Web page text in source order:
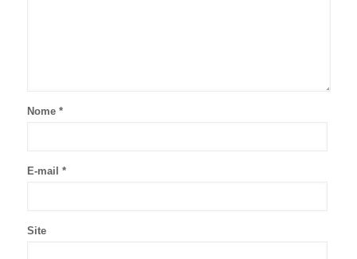
Nome *
E-mail *
Site